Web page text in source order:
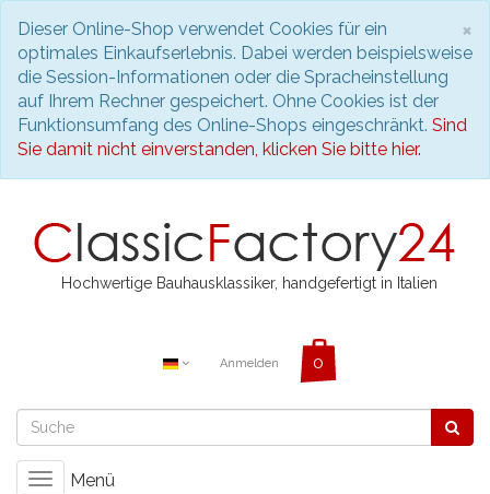
×
Dieser Online-Shop verwendet Cookies für ein
optimales Einkaufserlebnis. Dabei werden beispielsweise
die Session-Informationen oder die Spracheinstellung
auf Ihrem Rechner gespeichert. Ohne Cookies ist der
Funktionsumfang des Online-Shops eingeschränkt. Sind
Sie damit nicht einverstanden, klicken Sie bitte hier.
Hochwertige Bauhausklassiker, handgefertigt in Italien
Anmelden
Toggle
Menü